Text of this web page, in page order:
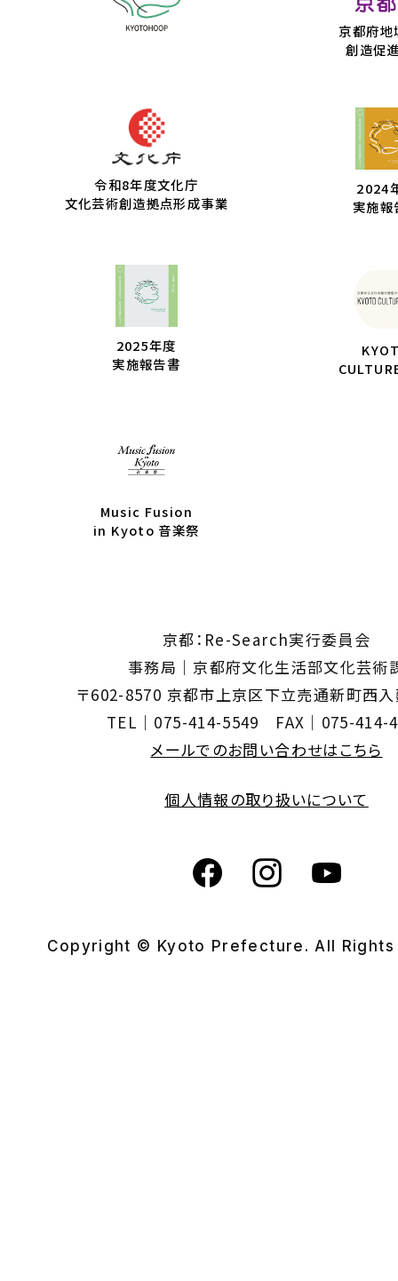
京都府地
創造促
令和8年度文化庁
文化芸術創造拠点形成事業
2024
実施報
2025年度
実施報告書
Music Fusion
in Kyoto 音楽祭
京都：Re-Search実行委員会
事務局｜京都府文化生活部文化芸術
〒602-8570 京都市上京区下立売通新町西入
TEL｜075-414-5549 FAX｜075-414-
メールでのお問い合わせはこちら
個人情報の取り扱いについて
Copyright © Kyoto Prefecture. All Rights